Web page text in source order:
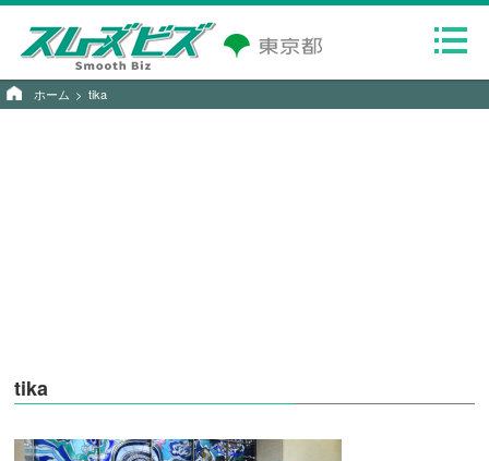
ホーム tika
tika